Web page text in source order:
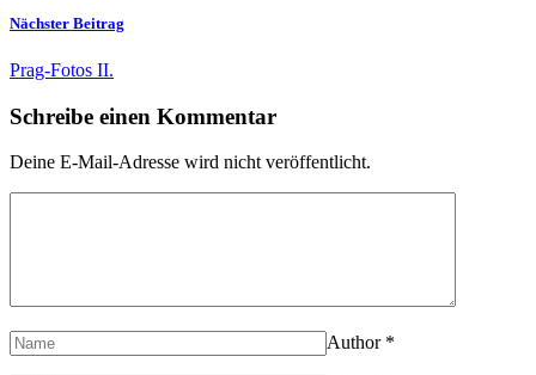
Nächster Beitrag
Prag-Fotos II.
Schreibe einen Kommentar
Deine E-Mail-Adresse wird nicht veröffentlicht.
Author *